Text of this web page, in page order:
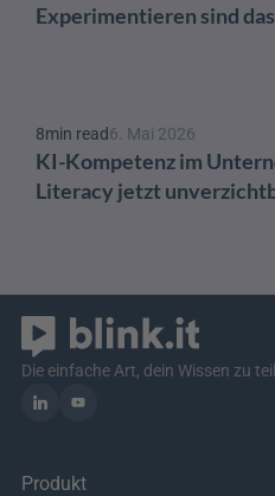
Experimentieren sind
8min read6. Mai 2026
KI-Kompetenz im
Literacy jetzt
Die einfache Art, dein Wissen zu
Produkt